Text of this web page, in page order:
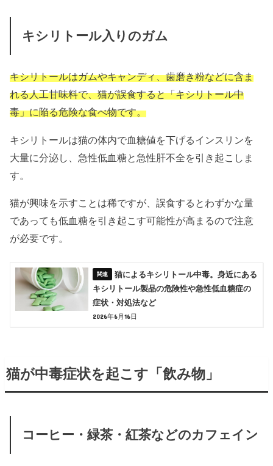
キシリトール入りのガム
キシリトールはガムやキャンディ、歯磨き粉などに含ま
れる人工甘味料で、猫が誤食すると「キシリトール中
毒」に陥る危険な食べ物です。
キシリトールは猫の体内で血糖値を下げるインスリンを
大量に分泌し、急性低血糖と急性肝不全を引き起こしま
す。
猫が興味を示すことは稀ですが、誤食するとわずかな量
であっても低血糖を引き起こす可能性が高まるので注意
が必要です。
猫によるキシリトール中毒。身近にある
キシリトール製品の危険性や急性低血糖症の
症状・対処法など
2026年6月16日
猫が中毒症状を起こす「飲み物」
コーヒー・緑茶・紅茶などのカフェイン